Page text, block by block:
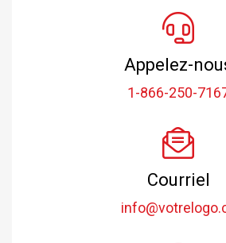
Appelez-
1-866-250-
Courriel